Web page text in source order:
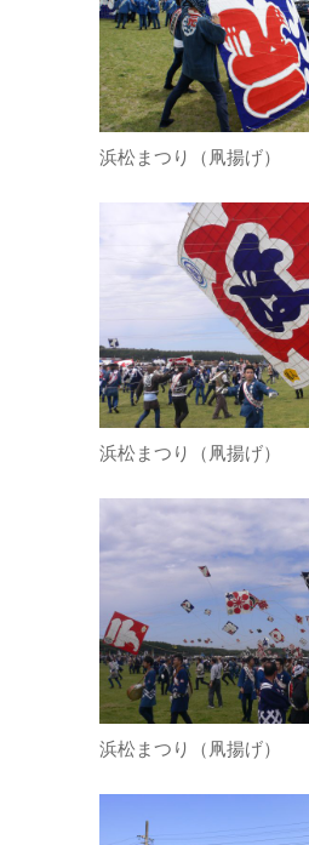
浜松まつり（凧揚げ）
浜松まつり（凧揚げ）
浜松まつり（凧揚げ）